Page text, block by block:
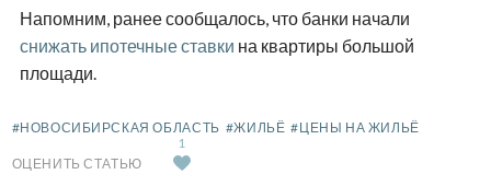
Напомним, ранее сообщалось, что банки начали
снижать ипотечные ставки на квартиры большой
площади.
#НОВОСИБИРСКАЯ ОБЛАСТЬ #ЖИЛЬЁ #ЦЕНЫ НА ЖИЛЬЁ
ОЦЕНИТЬ СТАТЬЮ
1